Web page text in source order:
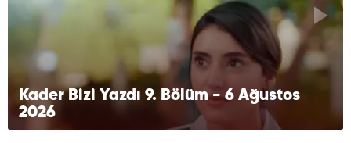
Kader Bizi Yazdı 9. Bölüm - 6 Ağustos
2026